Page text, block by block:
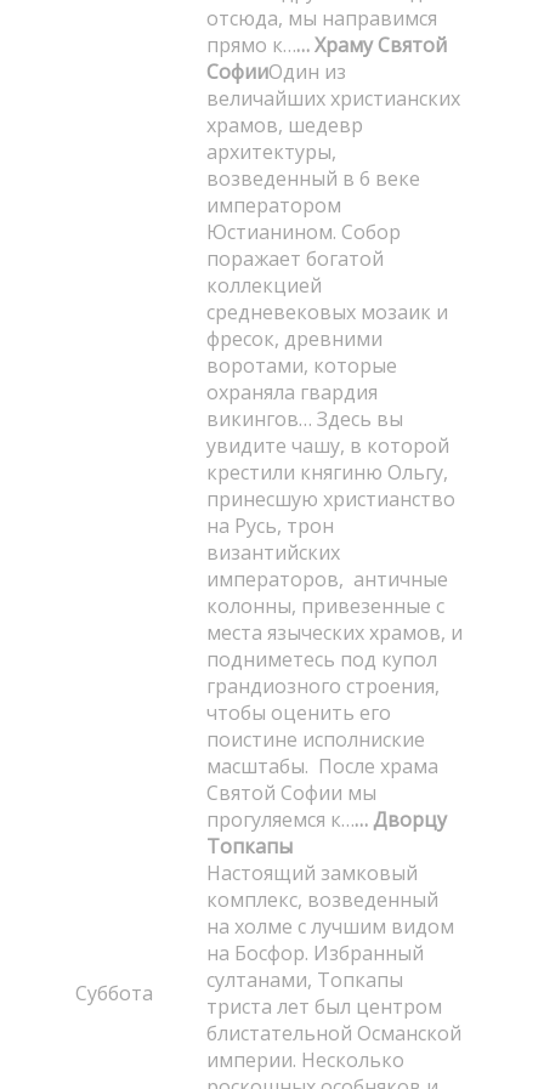
Суббота
отсюда, мы направимся
прямо к…… Храму Святой
СофииОдин из
величайших христианских
храмов, шедевр
архитектуры,
возведенный в 6 веке
императором
Юстианином. Собор
поражает богатой
коллекцией
средневековых мозаик и
фресок, древними
воротами, которые
охраняла гвардия
викингов… Здесь вы
увидите чашу, в которой
крестили княгиню Ольгу,
принесшую христианство
на Русь, трон
византийских
императоров, античные
колонны, привезенные с
места языческих храмов, и
подниметесь под купол
грандиозного строения,
чтобы оценить его
поистине исполниские
масштабы. После храма
Святой Софии мы
прогуляемся к…… Дворцу
Топкапы
Настоящий замковый
комплекс, возведенный
на холме с лучшим видом
на Босфор. Избранный
султанами, Топкапы
триста лет был центром
блистательной Османской
империи. Несколько